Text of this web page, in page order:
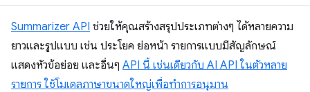
Summarizer API ช่วยให้คุณสร้างสรุปประเภทต่างๆ ได้หลายความ
ยาวและรูปแบบ เช่น ประโยค ย่อหน้า รายการแบบมีสัญลักษณ์
แสดงหัวข้อย่อย และอื่นๆ API นี้ เช่นเดียวกับ AI API ในตัวหลาย
รายการ ใช้โมเดลภาษาขนาดใหญ่เพื่อทำการอนุมาน